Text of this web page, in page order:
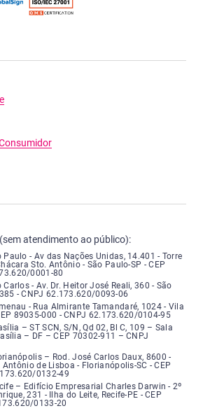
atendimento ao público):
- Endereço: Avenida das Nações Unidas,
- Av das Nações Unidas, 14.401 - Torre
Sto. Antônio - São Paulo-SP - CEP
0001-80
- Endereço: Avenida Doutor Heitor José
- Av. Dr. Heitor José Reali, 360 - São
- CNPJ 62.173.620/0093-06
- Endereço: Rua Almirante Tamandaré,
- Rua Almirante Tamandaré, 1024 - Vila
89035-000 - CNPJ 62.173.620/0104-95
Endereço: Setor Comercial Norte, sem
– ST SCN, S/N, Qd 02, Bl C, 109 – Sala
– DF – CEP 70302-911 – CNPJ
Endereço: Rodovia José Carlos, número
– Rod. José Carlos Daux, 8600 -
de Lisboa - Florianópolis-SC - CEP
0132-49
Endereço: Edifício Empresarial Charles Darwin,
– Edifício Empresarial Charles Darwin - 2º
231 - Ilha do Leite, Recife-PE - CEP
0133-20